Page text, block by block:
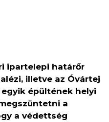
ipartelepi határőr
illetve az Óvártej
épültének helyi
a
a védettség